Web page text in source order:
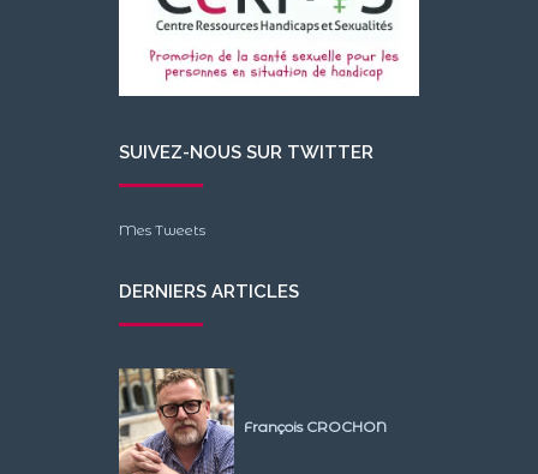
SUIVEZ-NOUS SUR TWITTER
Mes Tweets
DERNIERS ARTICLES
François CROCHON